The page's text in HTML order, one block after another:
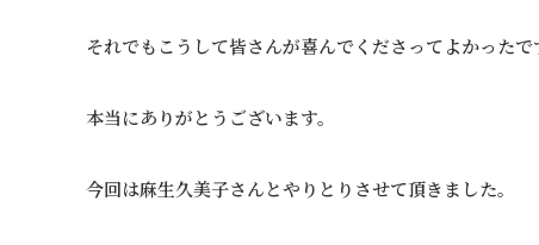
それでもこうして皆さんが喜んでくださってよかったで
本当にありがとうございます。
今回は麻生久美子さんとやりとりさせて頂きました。